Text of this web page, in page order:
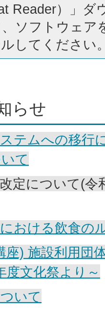
Reader）」ダ
ソフトウェア
してください
らせ
テムへの移行
て
定について(令
おける飲食の
座) 施設利用団
度文化祭より～
いて